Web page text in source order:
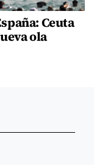
Ceuta
ola